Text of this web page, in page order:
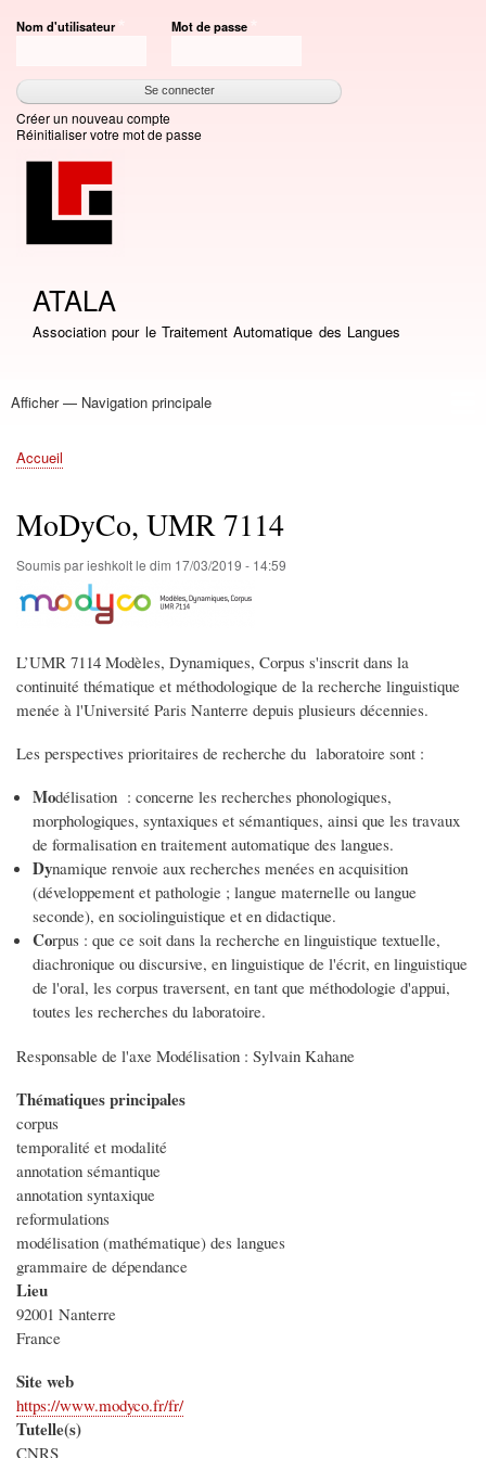
au
principal
Nom d'utilisateur Mot de passe
Créer un nouveau compte
Réinitialiser votre mot de passe
ATALA
Association pour le Traitement Automatique des Langues
Navigation
Afficher — Navigation principale
Accueil
Association
Bourses
Adhésion
Revue TAL
Liste LN
Conférence TALN
Conférences
Prix de thèse
Prix TALN-RECITAL
Annuaires
Journées
Offres d'emploi
Fil
Accueil
MoDyCo, UMR 7114
Soumis parieshkoltle dim 17/03/2019 - 14:59
L’UMR 7114 Modèles, Dynamiques, Corpus s'inscrit dans la
continuité thématique et méthodologique de la recherche linguistique
menée à l'Université Paris Nanterre depuis plusieurs décennies.
Les perspectives prioritaires de recherche du laboratoire sont :
Modélisation : concerne les recherches phonologiques,
morphologiques, syntaxiques et sémantiques, ainsi que les travaux
de formalisation en traitement automatique des langues.
Dynamique renvoie aux recherches menées en acquisition
(développement et pathologie ; langue maternelle ou langue
seconde), en sociolinguistique et en didactique.
Corpus : que ce soit dans la recherche en linguistique textuelle,
diachronique ou discursive, en linguistique de l'écrit, en linguistique
de l'oral, les corpus traversent, en tant que méthodologie d'appui,
toutes les recherches du laboratoire.
Responsable de l'axe Modélisation : Sylvain Kahane
Thématiques principales
corpus
temporalité et modalité
annotation sémantique
annotation syntaxique
reformulations
modélisation (mathématique) des langues
grammaire de dépendance
Lieu
92001 Nanterre
France
Site web
https://www.modyco.fr/fr/
Tutelle(s)
CNRS